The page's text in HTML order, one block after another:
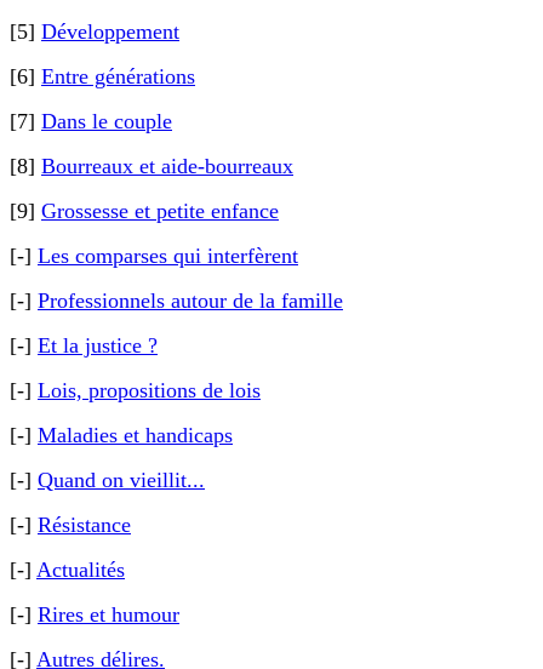
[5] Développement
[6] Entre générations
[7] Dans le couple
[8] Bourreaux et aide-bourreaux
[9] Grossesse et petite enfance
[-] Les comparses qui interfèrent
[-] Professionnels autour de la famille
[-] Et la justice ?
[-] Lois, propositions de lois
[-] Maladies et handicaps
[-] Quand on vieillit...
[-] Résistance
[-] Actualités
[-] Rires et humour
[-] Autres délires.